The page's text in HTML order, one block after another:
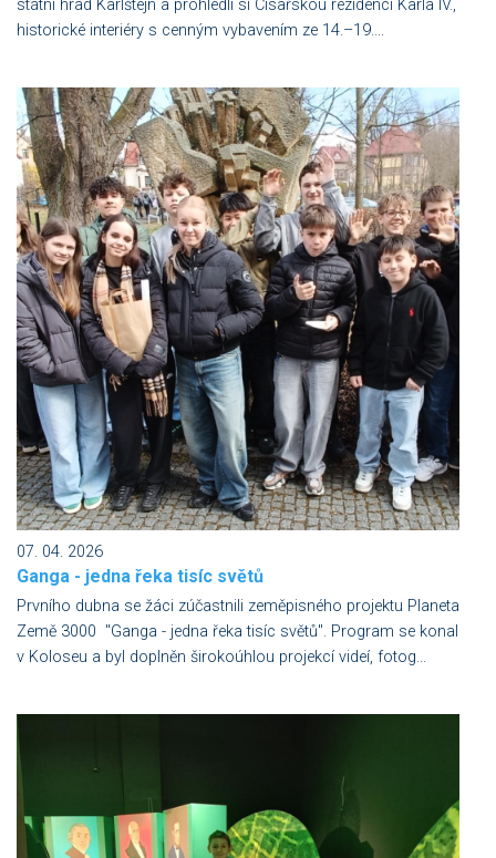
státní hrad Karlštejn a prohlédli si Císařskou rezidenci Karla IV.,
historické interiéry s cenným vybavením ze 14.–19....
07. 04. 2026
Ganga - jedna řeka tisíc světů
Prvního dubna se žáci zúčastnili zeměpisného projektu Planeta
Země 3000 "Ganga - jedna řeka tisíc světů". Program se konal
v Koloseu a byl doplněn širokoúhlou projekcí videí, fotog...